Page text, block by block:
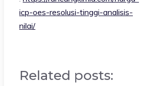
icp-oes-resolusi-tinggi-analisis-
nilai/
Related posts: